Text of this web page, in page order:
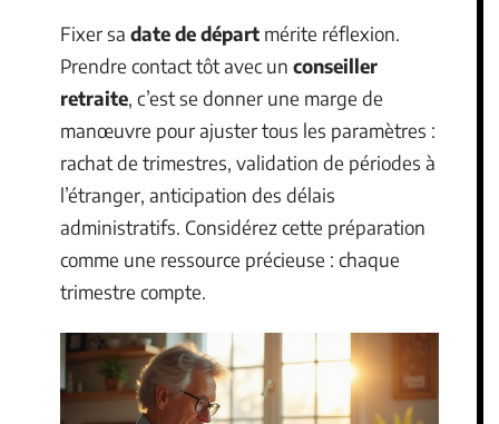
Fixer sa date de départ mérite réflexion.
Prendre contact tôt avec un conseiller
retraite, c’est se donner une marge de
manœuvre pour ajuster tous les paramètres :
rachat de trimestres, validation de périodes à
l’étranger, anticipation des délais
administratifs. Considérez cette préparation
comme une ressource précieuse : chaque
trimestre compte.